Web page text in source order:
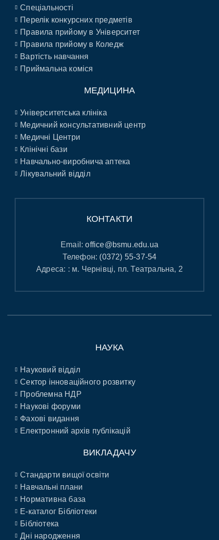
Спеціальності
Перелік конкурсних предметів
Правила прийому в Університет
Правила прийому в Коледж
Вартість навчання
Приймальна коміся
МЕДИЦИНА
Університетська клініка
Медичний консультативний центр
Медичні Центри
Клінічні бази
Навчально-виробнича аптека
Лікувальний відділ
КОНТАКТИ
Email:office@bsmu.edu.ua
Телефон: (0372) 55-37-54
Адреса: : м. Чернівці, пл. Театральна, 2
НАУКА
Науковий відділ
Сектор інноваційного розвитку
Проблемна НДР
Наукові форуми
Фахові видання
Електронний архів публікацій
ВИКЛАДАЧУ
Стандарти вищої освіти
Навчальні плани
Нормативна база
E-каталог Бібліотеки
Бібліотека
Дні народження